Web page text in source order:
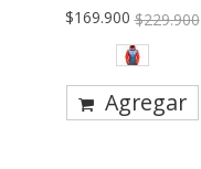
$169.900 $229.900
Agregar